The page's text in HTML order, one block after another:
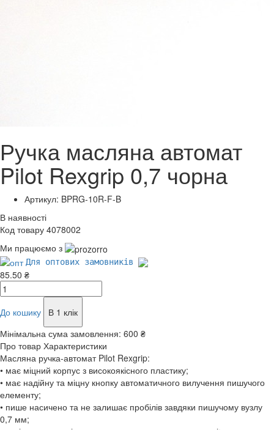
Ручка масляна автомат
Pilot Rexgrip 0,7 чорна
Артикул: BPRG-10R-F-B
В наявності
Код товару 4078002
Ми працюємо з
Для оптових замовників
85.50 ₴
До кошику
В 1 клік
Мінімальна сума замовлення: 600 ₴
Про товар Характеристики
Масляна ручка-автомат Pilot Rexgrip:
• має міцний корпус з високоякісного пластику;
• має надійну та міцну кнопку автоматичного вилучення пишучого
елементу;
• пише насичено та не залишає пробілів завдяки пишучому вузлу
0,7 мм;